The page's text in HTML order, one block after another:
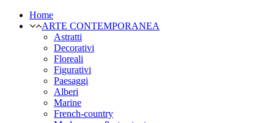
Home
ARTE CONTEMPORANEA
Astratti
Decorativi
Floreali
Figurativi
Paesaggi
Alberi
Marine
French-country